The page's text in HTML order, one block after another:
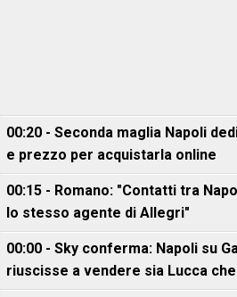
00:20 - Seconda maglia Napoli
e prezzo per acquistarla online
00:15 - Romano: "Contatti tra
lo stesso agente di Allegri"
00:00 - Sky conferma: Napoli su
riuscisse a vendere sia Lucca